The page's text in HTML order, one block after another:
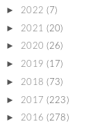
► 2022 (7)
► 2021 (20)
► 2020 (26)
► 2019 (17)
► 2018 (73)
► 2017 (223)
► 2016 (278)